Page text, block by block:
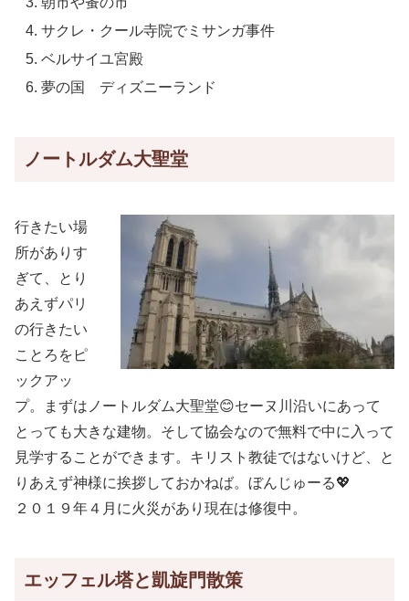
サクレ・クール寺院でミサンガ事件
ベルサイユ宮殿
夢の国 ディズニーランド
ノートルダム大聖堂
行きたい場
所がありす
ぎて、とり
あえずパリ
の行きたい
ことろをピ
ックアッ
プ。まずはノートルダム大聖堂😊セーヌ川沿いにあって
とっても大きな建物。そして協会なので無料で中に入って
見学することができます。キリスト教徒ではないけど、と
りあえず神様に挨拶しておかねば。ぼんじゅーる💖
２０１９年４月に火災があり現在は修復中。
エッフェル塔と凱旋門散策